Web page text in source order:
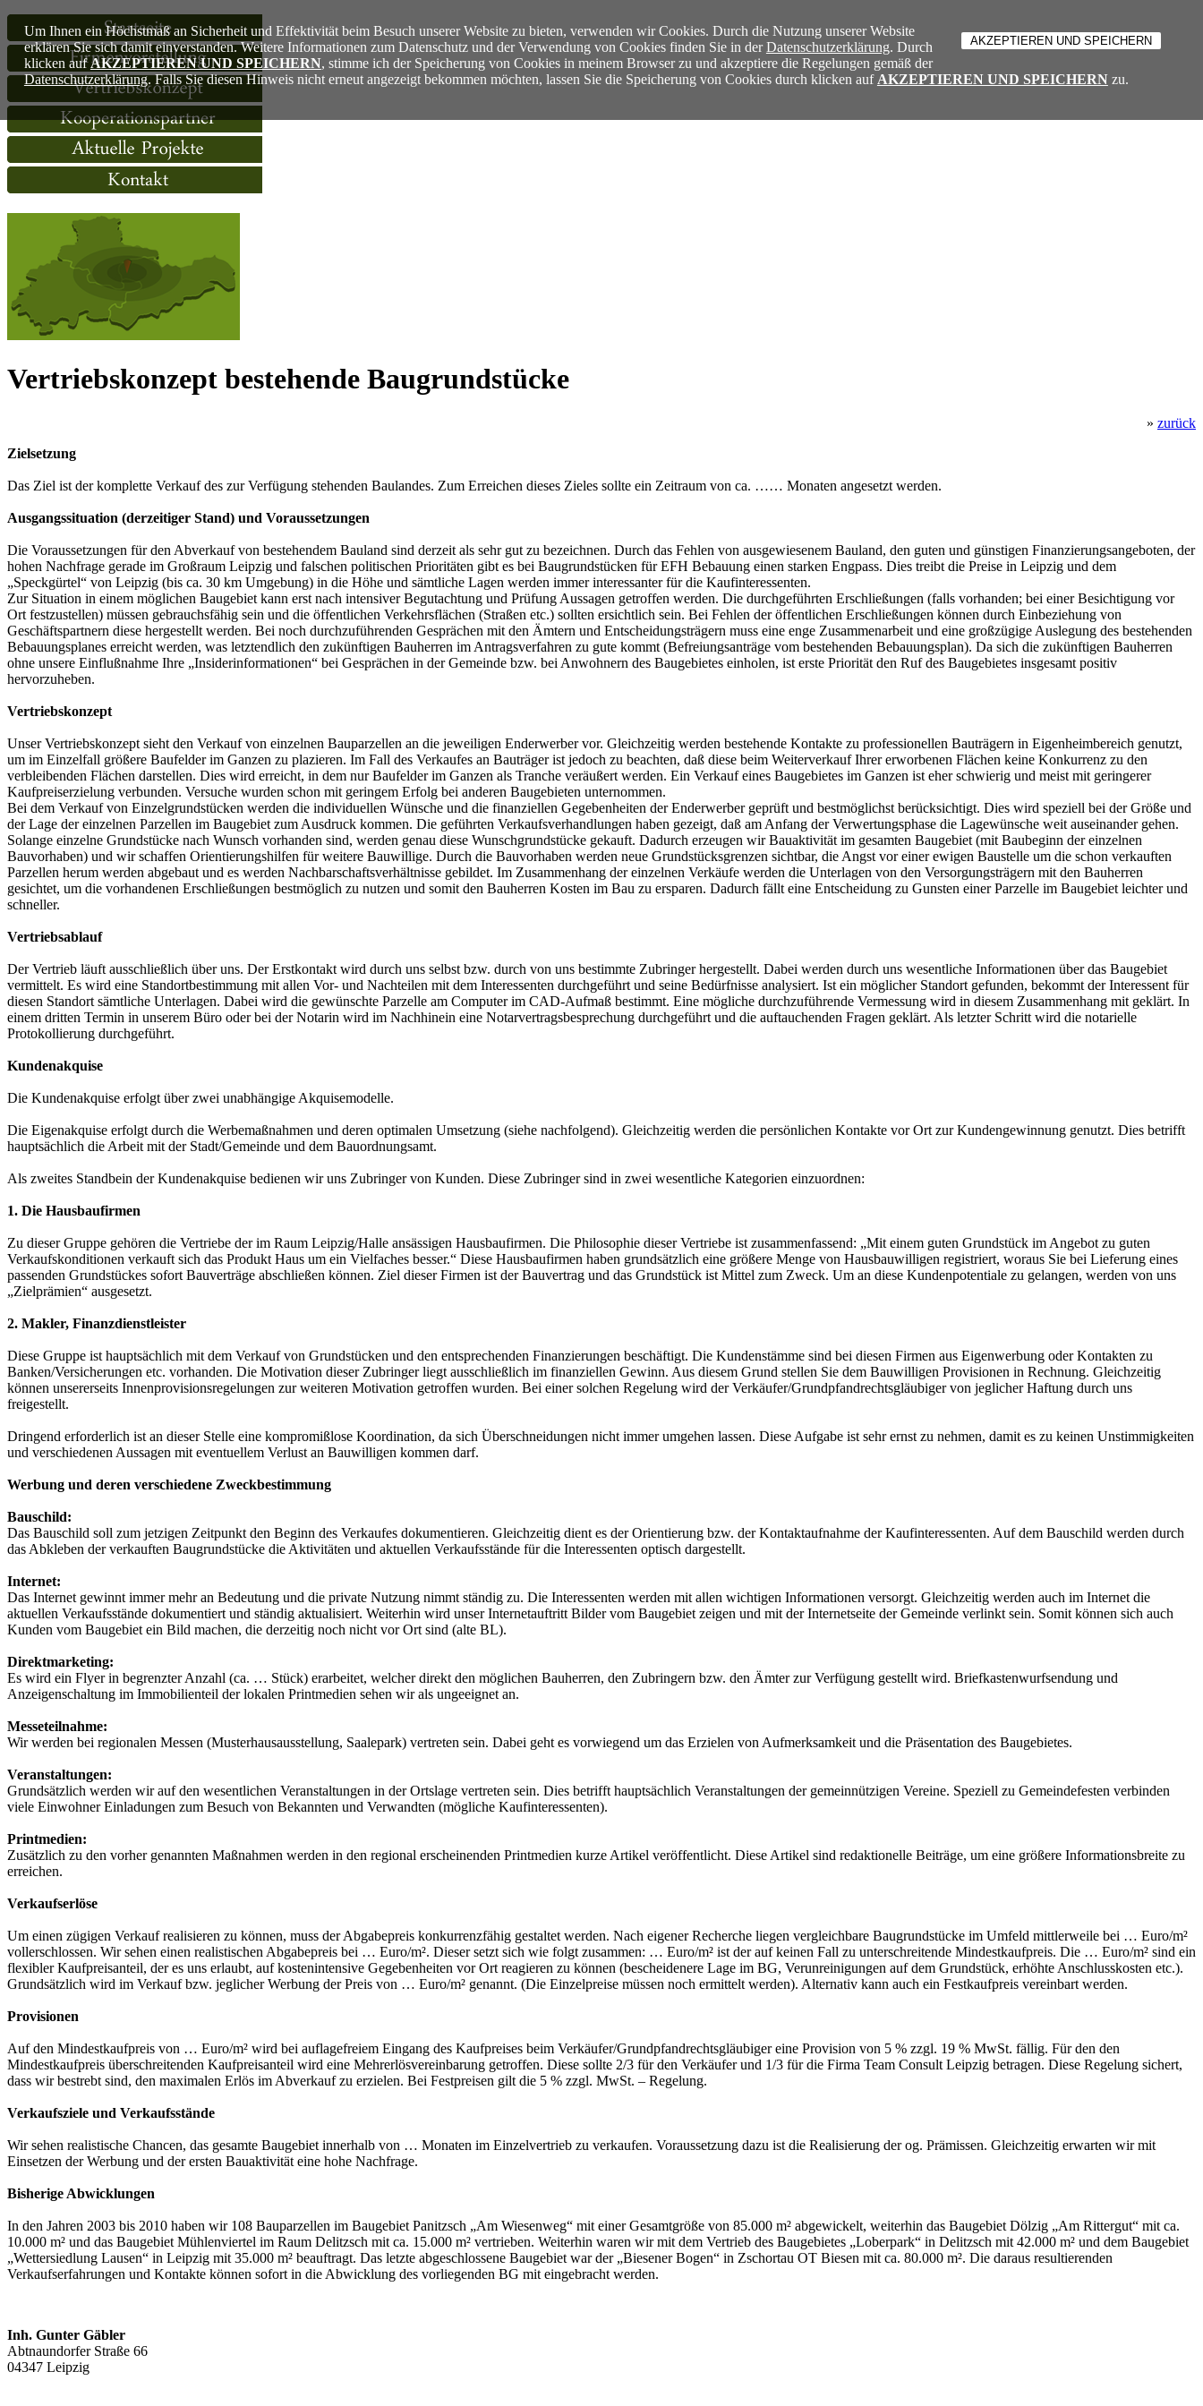
Um Ihnen ein Höchstmaß an Sicherheit und Effektivität beim Besuch unserer Website zu bieten, verwenden wir Cookies. Durch die Nutzung unserer Website
erklären Sie sich damit einverstanden. Weitere Informationen zum Datenschutz und der Verwendung von Cookies finden Sie in derDatenschutzerklärung. Durch
klicken aufAKZEPTIEREN UND SPEICHERN, stimme ich der Speicherung von Cookies in meinem Browser zu und akzeptiere die Regelungen gemäß der
Datenschutzerklärung. Falls Sie diesen Hinweis nicht erneut angezeigt bekommen möchten, lassen Sie die Speicherung von Cookies durch klicken auf AKZEPTIEREN UND SPEICHERNzu.
Vertriebskonzept bestehende Baugrundstücke
» zurück
Zielsetzung
Das Ziel ist der komplette Verkauf des zur Verfügung stehenden Baulandes. Zum Erreichen dieses Zieles sollte ein Zeitraum von ca. …… Monaten angesetzt werden.
Ausgangssituation (derzeitiger Stand) und Voraussetzungen
Die Voraussetzungen für den Abverkauf von bestehendem Bauland sind derzeit als sehr gut zu bezeichnen. Durch das Fehlen von ausgewiesenem Bauland, den guten und günstigen Finanzierungsangeboten, der
hohen Nachfrage gerade im Großraum Leipzig und falschen politischen Prioritäten gibt es bei Baugrundstücken für EFH Bebauung einen starken Engpass. Dies treibt die Preise in Leipzig und dem
„Speckgürtel“ von Leipzig (bis ca. 30 km Umgebung) in die Höhe und sämtliche Lagen werden immer interessanter für die Kaufinteressenten.
Zur Situation in einem möglichen Baugebiet kann erst nach intensiver Begutachtung und Prüfung Aussagen getroffen werden. Die durchgeführten Erschließungen (falls vorhanden; bei einer Besichtigung vor
Ort festzustellen) müssen gebrauchsfähig sein und die öffentlichen Verkehrsflächen (Straßen etc.) sollten ersichtlich sein. Bei Fehlen der öffentlichen Erschließungen können durch Einbeziehung von
Geschäftspartnern diese hergestellt werden. Bei noch durchzuführenden Gesprächen mit den Ämtern und Entscheidungsträgern muss eine enge Zusammenarbeit und eine großzügige Auslegung des bestehenden
Bebauungsplanes erreicht werden, was letztendlich den zukünftigen Bauherren im Antragsverfahren zu gute kommt (Befreiungsanträge vom bestehenden Bebauungsplan). Da sich die zukünftigen Bauherren
ohne unsere Einflußnahme Ihre „Insiderinformationen“ bei Gesprächen in der Gemeinde bzw. bei Anwohnern des Baugebietes einholen, ist erste Priorität den Ruf des Baugebietes insgesamt positiv
hervorzuheben.
Vertriebskonzept
Unser Vertriebskonzept sieht den Verkauf von einzelnen Bauparzellen an die jeweiligen Enderwerber vor. Gleichzeitig werden bestehende Kontakte zu professionellen Bauträgern in Eigenheimbereich genutzt,
um im Einzelfall größere Baufelder im Ganzen zu plazieren. Im Fall des Verkaufes an Bauträger ist jedoch zu beachten, daß diese beim Weiterverkauf Ihrer erworbenen Flächen keine Konkurrenz zu den
verbleibenden Flächen darstellen. Dies wird erreicht, in dem nur Baufelder im Ganzen als Tranche veräußert werden. Ein Verkauf eines Baugebietes im Ganzen ist eher schwierig und meist mit geringerer
Kaufpreiserzielung verbunden. Versuche wurden schon mit geringem Erfolg bei anderen Baugebieten unternommen.
Bei dem Verkauf von Einzelgrundstücken werden die individuellen Wünsche und die finanziellen Gegebenheiten der Enderwerber geprüft und bestmöglichst berücksichtigt. Dies wird speziell bei der Größe und
der Lage der einzelnen Parzellen im Baugebiet zum Ausdruck kommen. Die geführten Verkaufsverhandlungen haben gezeigt, daß am Anfang der Verwertungsphase die Lagewünsche weit auseinander gehen.
Solange einzelne Grundstücke nach Wunsch vorhanden sind, werden genau diese Wunschgrundstücke gekauft. Dadurch erzeugen wir Bauaktivität im gesamten Baugebiet (mit Baubeginn der einzelnen
Bauvorhaben) und wir schaffen Orientierungshilfen für weitere Bauwillige. Durch die Bauvorhaben werden neue Grundstücksgrenzen sichtbar, die Angst vor einer ewigen Baustelle um die schon verkauften
Parzellen herum werden abgebaut und es werden Nachbarschaftsverhältnisse gebildet. Im Zusammenhang der einzelnen Verkäufe werden die Unterlagen von den Versorgungsträgern mit den Bauherren
gesichtet, um die vorhandenen Erschließungen bestmöglich zu nutzen und somit den Bauherren Kosten im Bau zu ersparen. Dadurch fällt eine Entscheidung zu Gunsten einer Parzelle im Baugebiet leichter und
schneller.
Vertriebsablauf
Der Vertrieb läuft ausschließlich über uns. Der Erstkontakt wird durch uns selbst bzw. durch von uns bestimmte Zubringer hergestellt. Dabei werden durch uns wesentliche Informationen über das Baugebiet
vermittelt. Es wird eine Standortbestimmung mit allen Vor- und Nachteilen mit dem Interessenten durchgeführt und seine Bedürfnisse analysiert. Ist ein möglicher Standort gefunden, bekommt der Interessent für
diesen Standort sämtliche Unterlagen. Dabei wird die gewünschte Parzelle am Computer im CAD-Aufmaß bestimmt. Eine mögliche durchzuführende Vermessung wird in diesem Zusammenhang mit geklärt. In
einem dritten Termin in unserem Büro oder bei der Notarin wird im Nachhinein eine Notarvertragsbesprechung durchgeführt und die auftauchenden Fragen geklärt. Als letzter Schritt wird die notarielle
Protokollierung durchgeführt.
Kundenakquise
Die Kundenakquise erfolgt über zwei unabhängige Akquisemodelle.
Die Eigenakquise erfolgt durch die Werbemaßnahmen und deren optimalen Umsetzung (siehe nachfolgend). Gleichzeitig werden die persönlichen Kontakte vor Ort zur Kundengewinnung genutzt. Dies betrifft
hauptsächlich die Arbeit mit der Stadt/Gemeinde und dem Bauordnungsamt.
Als zweites Standbein der Kundenakquise bedienen wir uns Zubringer von Kunden. Diese Zubringer sind in zwei wesentliche Kategorien einzuordnen:
1. Die Hausbaufirmen
Zu dieser Gruppe gehören die Vertriebe der im Raum Leipzig/Halle ansässigen Hausbaufirmen. Die Philosophie dieser Vertriebe ist zusammenfassend: „Mit einem guten Grundstück im Angebot zu guten
Verkaufskonditionen verkauft sich das Produkt Haus um ein Vielfaches besser.“ Diese Hausbaufirmen haben grundsätzlich eine größere Menge von Hausbauwilligen registriert, woraus Sie bei Lieferung eines
passenden Grundstückes sofort Bauverträge abschließen können. Ziel dieser Firmen ist der Bauvertrag und das Grundstück ist Mittel zum Zweck. Um an diese Kundenpotentiale zu gelangen, werden von uns
„Zielprämien“ ausgesetzt.
2. Makler, Finanzdienstleister
Diese Gruppe ist hauptsächlich mit dem Verkauf von Grundstücken und den entsprechenden Finanzierungen beschäftigt. Die Kundenstämme sind bei diesen Firmen aus Eigenwerbung oder Kontakten zu
Banken/Versicherungen etc. vorhanden. Die Motivation dieser Zubringer liegt ausschließlich im finanziellen Gewinn. Aus diesem Grund stellen Sie dem Bauwilligen Provisionen in Rechnung. Gleichzeitig
können unsererseits Innenprovisionsregelungen zur weiteren Motivation getroffen wurden. Bei einer solchen Regelung wird der Verkäufer/Grundpfandrechtsgläubiger von jeglicher Haftung durch uns
freigestellt.
Dringend erforderlich ist an dieser Stelle eine kompromißlose Koordination, da sich Überschneidungen nicht immer umgehen lassen. Diese Aufgabe ist sehr ernst zu nehmen, damit es zu keinen Unstimmigkeiten
und verschiedenen Aussagen mit eventuellem Verlust an Bauwilligen kommen darf.
Werbung und deren verschiedene Zweckbestimmung
Bauschild:
Das Bauschild soll zum jetzigen Zeitpunkt den Beginn des Verkaufes dokumentieren. Gleichzeitig dient es der Orientierung bzw. der Kontaktaufnahme der Kaufinteressenten. Auf dem Bauschild werden durch
das Abkleben der verkauften Baugrundstücke die Aktivitäten und aktuellen Verkaufsstände für die Interessenten optisch dargestellt.
Internet:
Das Internet gewinnt immer mehr an Bedeutung und die private Nutzung nimmt ständig zu. Die Interessenten werden mit allen wichtigen Informationen versorgt. Gleichzeitig werden auch im Internet die
aktuellen Verkaufsstände dokumentiert und ständig aktualisiert. Weiterhin wird unser Internetauftritt Bilder vom Baugebiet zeigen und mit der Internetseite der Gemeinde verlinkt sein. Somit können sich auch
Kunden vom Baugebiet ein Bild machen, die derzeitig noch nicht vor Ort sind (alte BL).
Direktmarketing:
Es wird ein Flyer in begrenzter Anzahl (ca. … Stück) erarbeitet, welcher direkt den möglichen Bauherren, den Zubringern bzw. den Ämter zur Verfügung gestellt wird. Briefkastenwurfsendung und
Anzeigenschaltung im Immobilienteil der lokalen Printmedien sehen wir als ungeeignet an.
Messeteilnahme:
Wir werden bei regionalen Messen (Musterhausausstellung, Saalepark) vertreten sein. Dabei geht es vorwiegend um das Erzielen von Aufmerksamkeit und die Präsentation des Baugebietes.
Veranstaltungen:
Grundsätzlich werden wir auf den wesentlichen Veranstaltungen in der Ortslage vertreten sein. Dies betrifft hauptsächlich Veranstaltungen der gemeinnützigen Vereine. Speziell zu Gemeindefesten verbinden
viele Einwohner Einladungen zum Besuch von Bekannten und Verwandten (mögliche Kaufinteressenten).
Printmedien:
Zusätzlich zu den vorher genannten Maßnahmen werden in den regional erscheinenden Printmedien kurze Artikel veröffentlicht. Diese Artikel sind redaktionelle Beiträge, um eine größere Informationsbreite zu
erreichen.
Verkaufserlöse
Um einen zügigen Verkauf realisieren zu können, muss der Abgabepreis konkurrenzfähig gestaltet werden. Nach eigener Recherche liegen vergleichbare Baugrundstücke im Umfeld mittlerweile bei … Euro/m²
vollerschlossen. Wir sehen einen realistischen Abgabepreis bei … Euro/m². Dieser setzt sich wie folgt zusammen: … Euro/m² ist der auf keinen Fall zu unterschreitende Mindestkaufpreis. Die … Euro/m² sind ein
flexibler Kaufpreisanteil, der es uns erlaubt, auf kostenintensive Gegebenheiten vor Ort reagieren zu können (bescheidenere Lage im BG, Verunreinigungen auf dem Grundstück, erhöhte Anschlusskosten etc.).
Grundsätzlich wird im Verkauf bzw. jeglicher Werbung der Preis von … Euro/m² genannt. (Die Einzelpreise müssen noch ermittelt werden). Alternativ kann auch ein Festkaufpreis vereinbart werden.
Provisionen
Auf den Mindestkaufpreis von … Euro/m² wird bei auflagefreiem Eingang des Kaufpreises beim Verkäufer/Grundpfandrechtsgläubiger eine Provision von 5 % zzgl. 19 % MwSt. fällig. Für den den
Mindestkaufpreis überschreitenden Kaufpreisanteil wird eine Mehrerlösvereinbarung getroffen. Diese sollte 2/3 für den Verkäufer und 1/3 für die Firma Team Consult Leipzig betragen. Diese Regelung sichert,
dass wir bestrebt sind, den maximalen Erlös im Abverkauf zu erzielen. Bei Festpreisen gilt die 5 % zzgl. MwSt. – Regelung.
Verkaufsziele und Verkaufsstände
Wir sehen realistische Chancen, das gesamte Baugebiet innerhalb von … Monaten im Einzelvertrieb zu verkaufen. Voraussetzung dazu ist die Realisierung der og. Prämissen. Gleichzeitig erwarten wir mit
Einsetzen der Werbung und der ersten Bauaktivität eine hohe Nachfrage.
Bisherige Abwicklungen
In den Jahren 2003 bis 2010 haben wir 108 Bauparzellen im Baugebiet Panitzsch „Am Wiesenweg“ mit einer Gesamtgröße von 85.000 m² abgewickelt, weiterhin das Baugebiet Dölzig „Am Rittergut“ mit ca.
10.000 m² und das Baugebiet Mühlenviertel im Raum Delitzsch mit ca. 15.000 m² vertrieben. Weiterhin waren wir mit dem Vertrieb des Baugebietes „Loberpark“ in Delitzsch mit 42.000 m² und dem Baugebiet
„Wettersiedlung Lausen“ in Leipzig mit 35.000 m² beauftragt. Das letzte abgeschlossene Baugebiet war der „Biesener Bogen“ in Zschortau OT Biesen mit ca. 80.000 m². Die daraus resultierenden
Verkaufserfahrungen und Kontakte können sofort in die Abwicklung des vorliegenden BG mit eingebracht werden.
Inh. Gunter Gäbler
Abtnaundorfer Straße 66
04347 Leipzig